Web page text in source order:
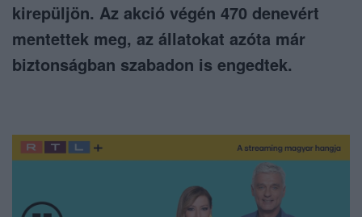
kirepüljön. Az akció végén 470 denevért
mentettek meg, az állatokat azóta már
biztonságban szabadon is engedtek.